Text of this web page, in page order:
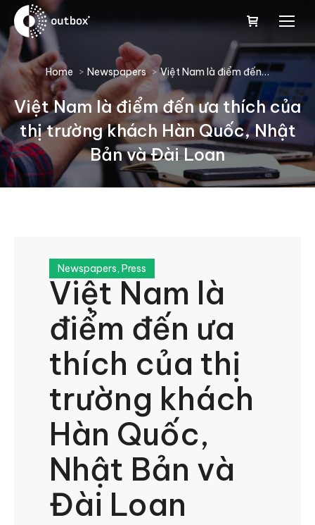
You are here:
Home Newspapers Việt Nam là điểm đến…
Việt Nam là điểm đến ưa thích của
thị trường khách Hàn Quốc, Nhật
Bản và Đài Loan
Newspapers, Press
Việt Nam là
điểm đến ưa
thích của thị
trường khách
Hàn Quốc,
Nhật Bản và
Đài Loan